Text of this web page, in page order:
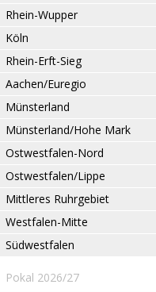
Rhein-Wupper
Köln
Rhein-Erft-Sieg
Aachen/Euregio
Münsterland
Münsterland/Hohe Mark
Ostwestfalen-Nord
Ostwestfalen/Lippe
Mittleres Ruhrgebiet
Westfalen-Mitte
Südwestfalen
Pokal 2026/27